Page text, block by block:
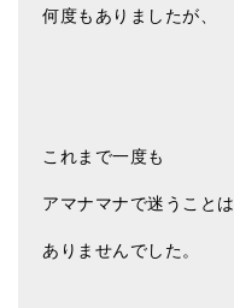
何度もありましたが、
これまで一度も
アマナマナで迷うことは
ありませんでした。